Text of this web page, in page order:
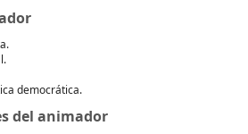
democrática.
del animador